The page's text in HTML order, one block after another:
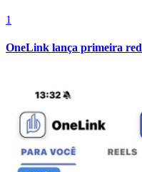
Fluminense
1
OneLink lança primeira